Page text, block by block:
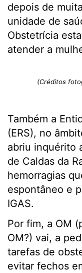
depois de
unidade de
Obstetrícia
atender a
(Créditos
Também a
(ERS), no
abriu inquérito
de Caldas da
hemorragias
espontâneo e
IGAS.
Por fim, a OM
OM?) vai, a
tarefas de
evitar fechos